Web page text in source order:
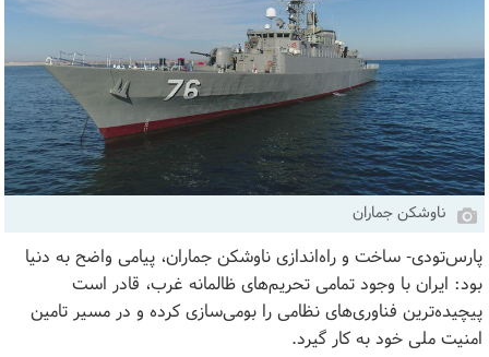
ناوشکن جماران
پارس‌تودی- ساخت و راه‌اندازی ناوشکن جماران، پیامی واضح به دنیا
بود: ایران با وجود تمامی تحریم‌های ظالمانه غرب، قادر است
پیچیده‌ترین فناوری‌های نظامی را بومی‌سازی کرده و در مسیر تامین
امنیت ملی خود به کار گیرد.